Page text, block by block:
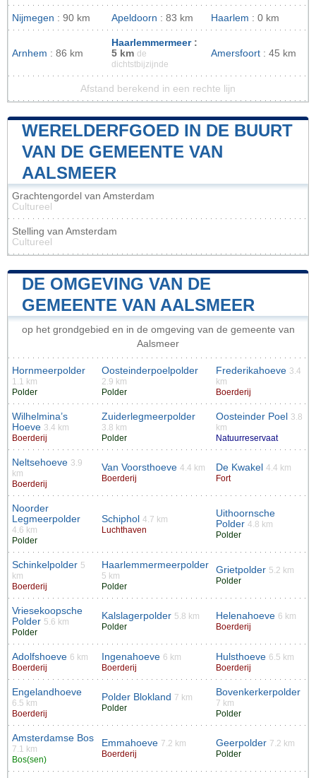
Nijmegen : 90 km Apeldoorn : 83 km Haarlem : 0 km
Arnhem : 86 km
Haarlemmermeer:
5 km de
dichtstbijzijnde
Amersfoort : 45 km
Afstand berekend in een rechte lijn
WERELDERFGOED IN DE BUURT
VAN DE GEMEENTE VAN
AALSMEER
Grachtengordel van Amsterdam
Cultureel
Stelling van Amsterdam
Cultureel
DE OMGEVING VAN DE
GEMEENTE VAN AALSMEER
op het grondgebied en in de omgeving van de gemeente van
Aalsmeer
Hornmeerpolder
1.1 km
Polder
Oosteinderpoelpolder
2.9 km
Polder
Frederikahoeve 3.4
km
Boerderij
Wilhelmina’s
Hoeve 3.4 km
Boerderij
Zuiderlegmeerpolder
3.8 km
Polder
Oosteinder Poel
3.8
km
Natuurreservaat
Neltsehoeve 3.9
km
Boerderij
Van Voorsthoeve 4.4 km
Boerderij
De Kwakel 4.4 km
Fort
Noorder
Legmeerpolder
4.6 km
Polder
Schiphol 4.7 km
Luchthaven
Uithoornsche
Polder 4.8 km
Polder
Schinkelpolder 5
km
Boerderij
Haarlemmermeerpolder
5 km
Polder
Grietpolder 5.2 km
Polder
Vriesekoopsche
Polder 5.6 km
Polder
Kalslagerpolder 5.8 km
Polder
Helenahoeve 6 km
Boerderij
Adolfshoeve 6 km
Boerderij
Ingenahoeve 6 km
Boerderij
Hulsthoeve 6.5 km
Boerderij
Engelandhoeve
6.5 km
Boerderij
Polder Blokland
7 km
Polder
Bovenkerkerpolder
7 km
Polder
Amsterdamse Bos
7.1 km
Bos(sen)
Emmahoeve 7.2 km
Boerderij
Geerpolder 7.2 km
Polder